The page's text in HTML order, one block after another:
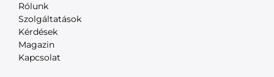
Rólunk
Szolgáltatások
Kérdések
Magazin
Kapcsolat